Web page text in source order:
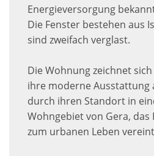
Energieversorgung
Die Fenster bestehen aus
sind zweifach verglast.
Die Wohnung zeichnet
ihre moderne Ausstattung
durch ihren Standort in
Wohngebiet von Gera, das
zum urbanen Leben